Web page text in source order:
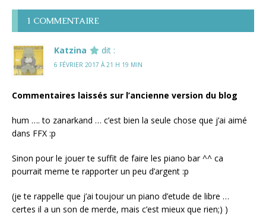
1 COMMENTAIRE
Katzina dit :
6 FÉVRIER 2017 À 21 H 19 MIN
Commentaires laissés sur l’ancienne version du blog
hum …. to zanarkand … c’est bien la seule chose que j’ai aimé
dans FFX :p
Sinon pour le jouer te suffit de faire les piano bar ^^ ca
pourrait meme te rapporter un peu d’argent :p
(je te rappelle que j’ai toujour un piano d’etude de libre …
certes il a un son de merde, mais c’est mieux que rien;) )